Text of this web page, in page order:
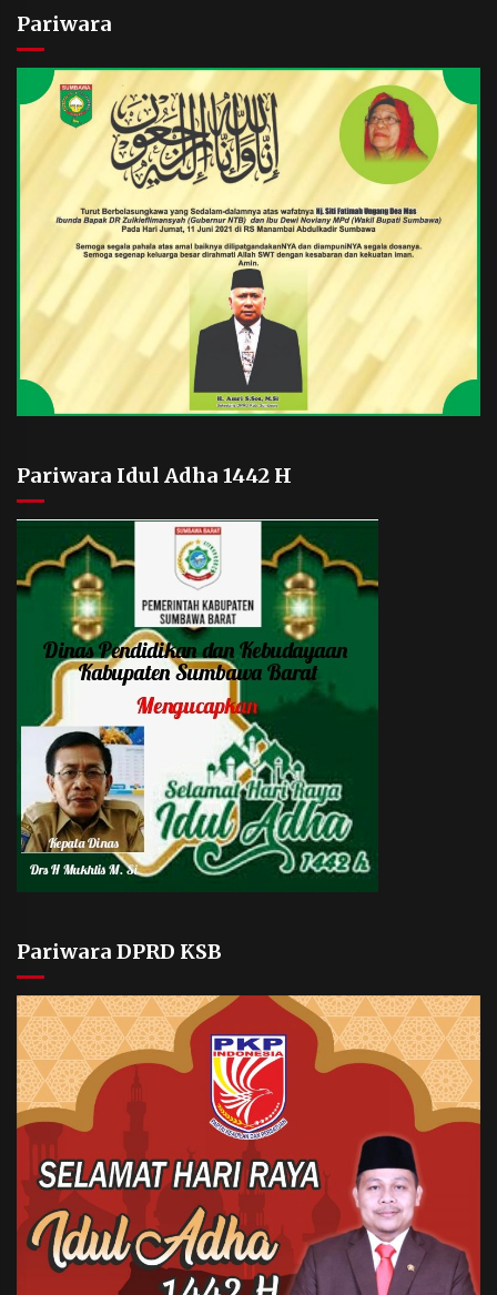
Pariwara
Pariwara Idul Adha 1442 H
Pariwara DPRD KSB